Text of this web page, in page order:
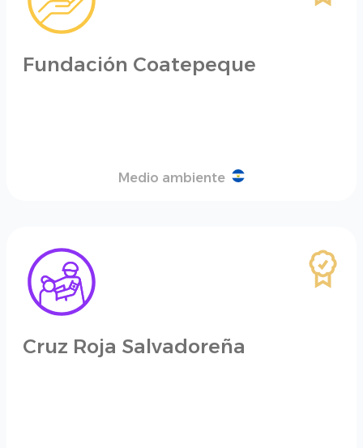
Fundación Coatepeque
Medio ambiente
Cruz Roja Salvadoreña